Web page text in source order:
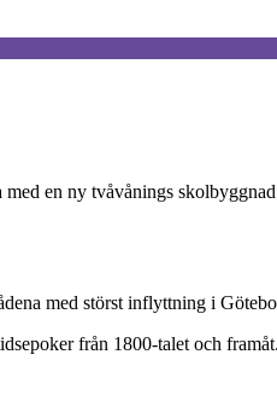
en ny tvåvånings
med störst inflyttning i
från 1800-talet och framåt.